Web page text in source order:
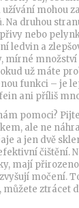
mohou
.Na druhou
nebo
ledvin a
mírné množství
už máte
funkci – je
ani příliš
pomoci?
ale ne
a jen dvě
čištění.
mají
močení.
ztrácet